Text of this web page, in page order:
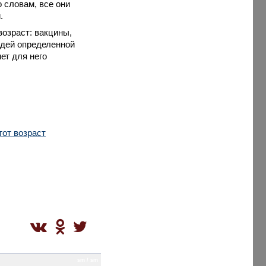
словам, все они
вакцины,
определенной
для него
возраст